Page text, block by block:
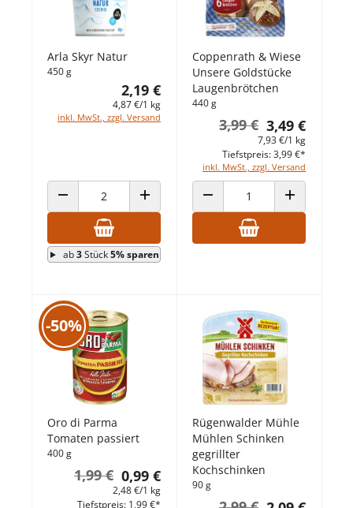
Arla Skyr Natur
450 g
2,19 €
4,87 €/1 kg
inkl. MwSt., zzgl. Versand
ANZAHL VERRINGERNANZAHL ERHÖHEN
ab3Stück5% sparen
Coppenrath & Wiese
Unsere Goldstücke
Laugenbrötchen
440 g
3,49 €
3,99 €
7,93 €/1 kg
inkl. MwSt., zzgl. Versand
Tiefstpreis: 3,99 €*
ANZAHL VERRINGERNANZAHL
-50%
Oro di Parma
Tomaten passiert
400 g
0,99 €
1,99 €
2,48 €/1 kg
Tiefstpreis: 1,99 €*
Rügenwalder Mühle
Mühlen Schinken
gegrillter
Kochschinken
90 g